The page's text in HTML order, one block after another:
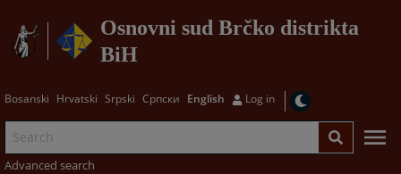
Osnovni sud Brčko distrikta
BiH
Bosanski Hrvatski Srpski Српски English Log in
Advanced search